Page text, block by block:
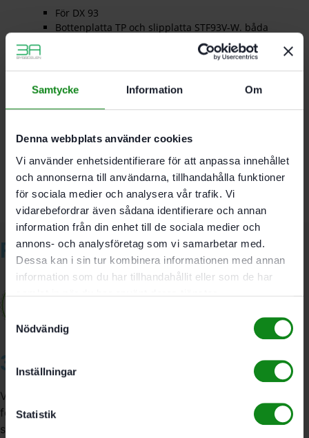
Samtycke Information Om
Denna webbplats använder cookies
Vi använder enhetsidentifierare för att anpassa innehållet
och annonserna till användarna, tillhandahålla funktioner
för sociala medier och analysera vår trafik. Vi
vidarebefordrar även sådana identifierare och annan
information från din enhet till de sociala medier och
annons- och analysföretag som vi samarbetar med.
Dessa kan i sin tur kombinera informationen med annan
information som du har tillhandahållit eller som de har
Samtyckesval
Nödvändig
Inställningar
Statistik
För DX 93
Bottenplatta TP och slipplatta STF93V-W. båda
StickFix
Det finns inga recensioner än.
Bli först med att recensera ”Festool Ombyggnadssats
Du måste varainloggadför att skriva en recension.
Relaterade produkter
3A Byggdelen
Vi är återförsäljare av elverktyg, tillbehör, infästning och
förbrukningsmaterial. Vi har en fysisk butik och
serviceverkstad i Stockholm samt en e-handel för hela